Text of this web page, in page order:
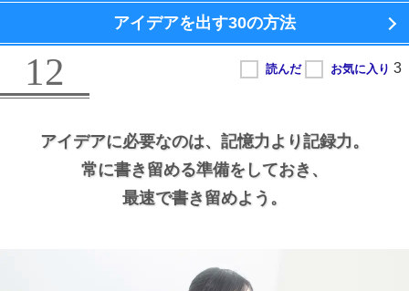
アイデアを出す30の方法
12
アイデアに必要なのは、 記憶力より記録力。
常に書き留める準備をしておき、
最速で書き留めよう。